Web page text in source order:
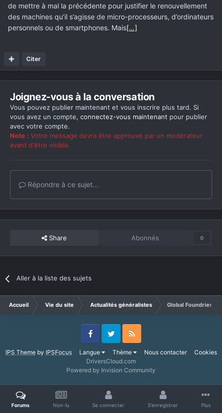
de mettre à mal la précédente pour justifier le renouvellement
des machines qu’il s’agisse de micro-processeurs, d’ordinateurs
personnels ou de smartphones. Mais[…]
Citer
Joignez-vous à la conversation
Vous pouvez publier maintenant et vous inscrire plus tard. Si
vous avez un compte, connectez-vous maintenant pour publier
avec votre compte.
Note : Votre message devra être approuvé par un modérateur
avant d'être visible.
Répondre à ce sujet...
Share Abonnés 0
Aller à la liste des sujets
Accueil Vie du site Actualités généralistes Global Foundries :
IPS Themeby IPSFocus Langue Thème Nous contacter Cookies
FacebookTwitter RSS
DriversCloud.com
Powered by Invision Community
Forums Non-lu Se connecter S'enregistrer Plus